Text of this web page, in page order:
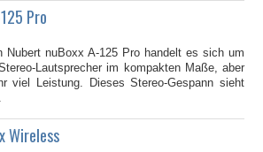
Pro
Nubert nuBoxx A-125 Pro handelt es sich um
Lautsprecher im kompakten Maße, aber
viel Leistung. Dieses Stereo-Gespann sieht
Wireless